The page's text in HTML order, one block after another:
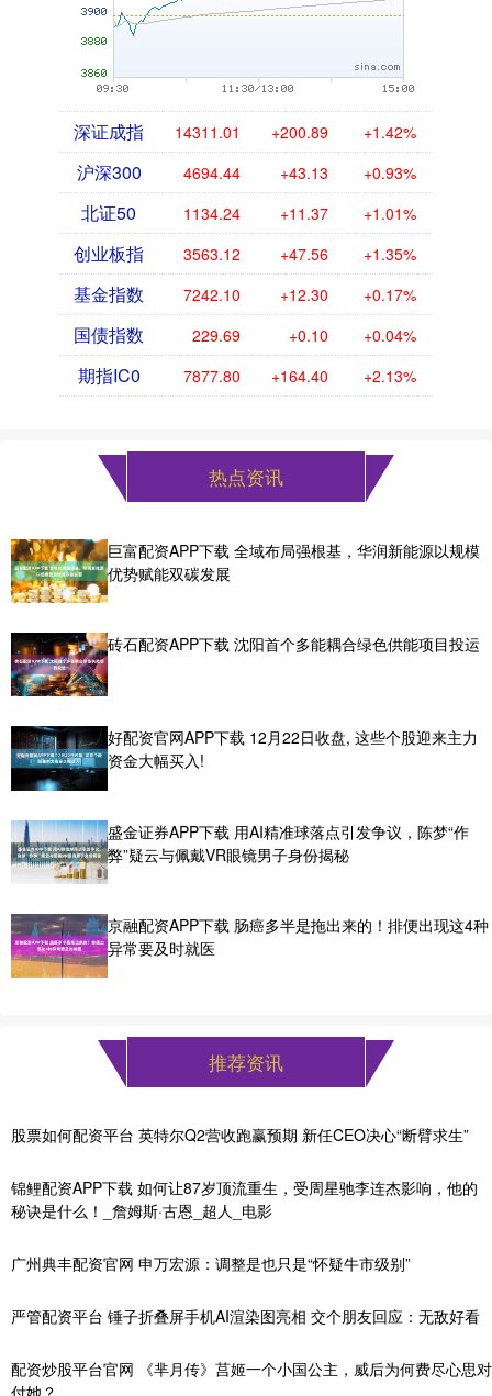
深证成指 14311.01 +200.89 +1.42%
沪深300 4694.44 +43.13 +0.93%
北证50 1134.24 +11.37 +1.01%
创业板指 3563.12 +47.56 +1.35%
基金指数 7242.10 +12.30 +0.17%
国债指数 229.69 +0.10 +0.04%
期指IC0 7877.80 +164.40 +2.13%
热点资讯
巨富配资APP下载 全域布局强根基，华润新能源以规模
优势赋能双碳发展
砖石配资APP下载 沈阳首个多能耦合绿色供能项目投运
好配资官网APP下载 12月22日收盘, 这些个股迎来主力
资金大幅买入!
盛金证券APP下载 用AI精准球落点引发争议，陈梦“作
弊”疑云与佩戴VR眼镜男子身份揭秘
京融配资APP下载 肠癌多半是拖出来的！排便出现这4种
异常要及时就医
推荐资讯
股票如何配资平台 英特尔Q2营收跑赢预期 新任CEO决心“断臂求生”
锦鲤配资APP下载 如何让87岁顶流重生，受周星驰李连杰影响，他的
秘诀是什么！_詹姆斯·古恩_超人_电影
广州典丰配资官网 申万宏源：调整是也只是“怀疑牛市级别”
严管配资平台 锤子折叠屏手机AI渲染图亮相 交个朋友回应：无敌好看
配资炒股平台官网 《芈月传》莒姬一个小国公主，威后为何费尽心思对
付她？